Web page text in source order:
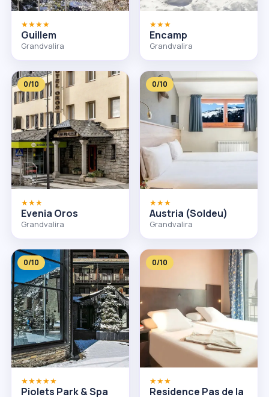
★★★★
Guillem
Grandvalira
★★★
Encamp
Grandvalira
0/10
★★★
Evenia Oros
Grandvalira
0/10
★★★
Austria (Soldeu)
Grandvalira
0/10
★★★★★
Piolets Park & Spa
0/10
★★★
Residence Pas de la